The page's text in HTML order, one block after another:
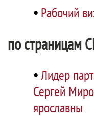
• Рабочий
по страницам
•Лидер
Сергей
ярославны